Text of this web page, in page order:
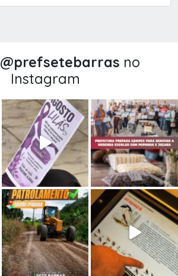
@‌prefsetebarras no
Instagram